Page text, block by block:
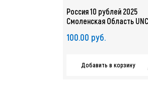
Россия 10 рублей 2025
Смоленская Область
100.00 руб.
Добавить в корзину